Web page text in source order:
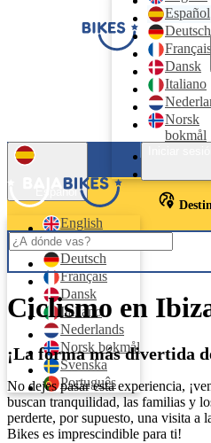
Español
Deutsch
Français
Dansk
Italiano
Norsk
bokmål
Español
English
Español
Deutsch
Français
Dansk
Italiano
Nederlands
Norsk bokmål
Svenska
Português
Ciclismo en
¡La forma más divertida
No dejes pasar esta experiencia,
buscan tranquilidad, las familias y
perderte, por supuesto, una visita a
Bikes es imprescindible para ti!